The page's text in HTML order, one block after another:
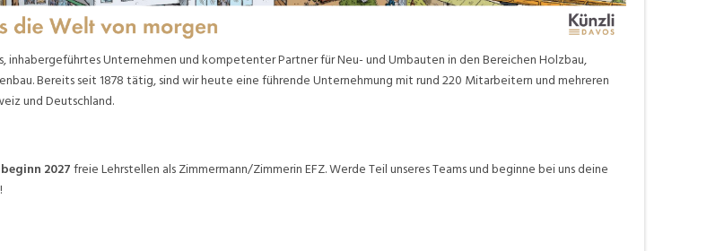
inhabergeführtes Unternehmen und kompetenter Partner für Neu- und Umbauten in den Bereichen Holzbau,
Bereits seit 1878 tätig, sind wir heute eine führende Unternehmung mit rund 220 Mitarbeitern und mehreren
und Deutschland.
2027freie Lehrstellen als Zimmermann/Zimmerin EFZ. Werde Teil unseres Teams und beginne bei uns deine